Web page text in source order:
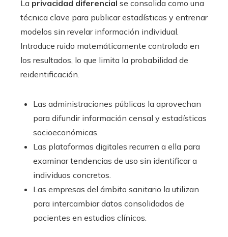
La privacidad diferencial se consolida como una
técnica clave para publicar estadísticas y entrenar
modelos sin revelar información individual.
Introduce ruido matemáticamente controlado en
los resultados, lo que limita la probabilidad de
reidentificación.
Las administraciones públicas la aprovechan
para difundir información censal y estadísticas
socioeconómicas.
Las plataformas digitales recurren a ella para
examinar tendencias de uso sin identificar a
individuos concretos.
Las empresas del ámbito sanitario la utilizan
para intercambiar datos consolidados de
pacientes en estudios clínicos.